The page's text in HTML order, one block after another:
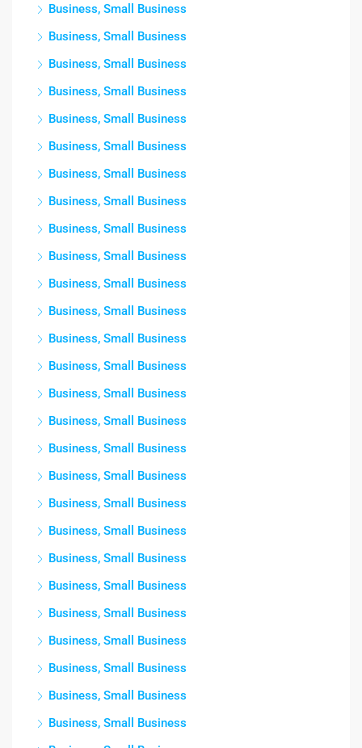
Business, Small Business
Business, Small Business
Business, Small Business
Business, Small Business
Business, Small Business
Business, Small Business
Business, Small Business
Business, Small Business
Business, Small Business
Business, Small Business
Business, Small Business
Business, Small Business
Business, Small Business
Business, Small Business
Business, Small Business
Business, Small Business
Business, Small Business
Business, Small Business
Business, Small Business
Business, Small Business
Business, Small Business
Business, Small Business
Business, Small Business
Business, Small Business
Business, Small Business
Business, Small Business
Business, Small Business